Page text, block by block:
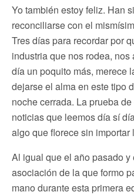
Yo también estoy feliz. Han
reconciliarse con el
Tres días para recordar por
industria que nos rodea,
día un poquito más, merece
dejarse el alma en este tipo
noche cerrada. La prueba
noticias que leemos día sí
algo que florece sin
Al igual que el año pasado
asociación de la que formo
mano durante esta primera